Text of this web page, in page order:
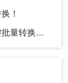
！
的方法！